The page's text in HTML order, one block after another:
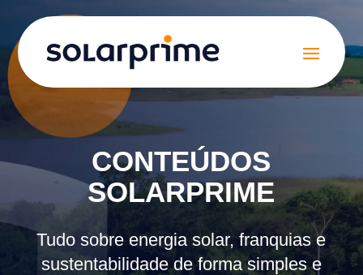
CONTEÚDOS
SOLARPRIME
Tudo sobre energia solar, franquias e
sustentabilidade de forma simples e